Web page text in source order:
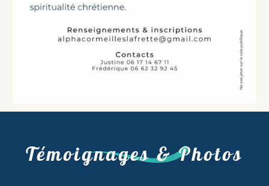
Témoignages & Photos